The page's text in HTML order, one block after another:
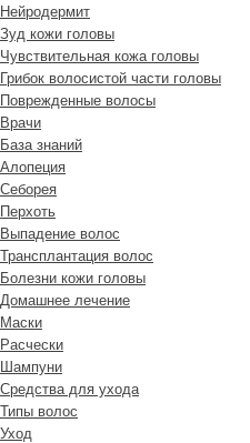
Нейродермит
Зуд кожи головы
Чувствительная кожа головы
Грибок волосистой части головы
Поврежденные волосы
Врачи
База знаний
Алопеция
Себорея
Перхоть
Выпадение волос
Трансплантация волос
Болезни кожи головы
Домашнее лечение
Маски
Расчески
Шампуни
Средства для ухода
Типы волос
Уход